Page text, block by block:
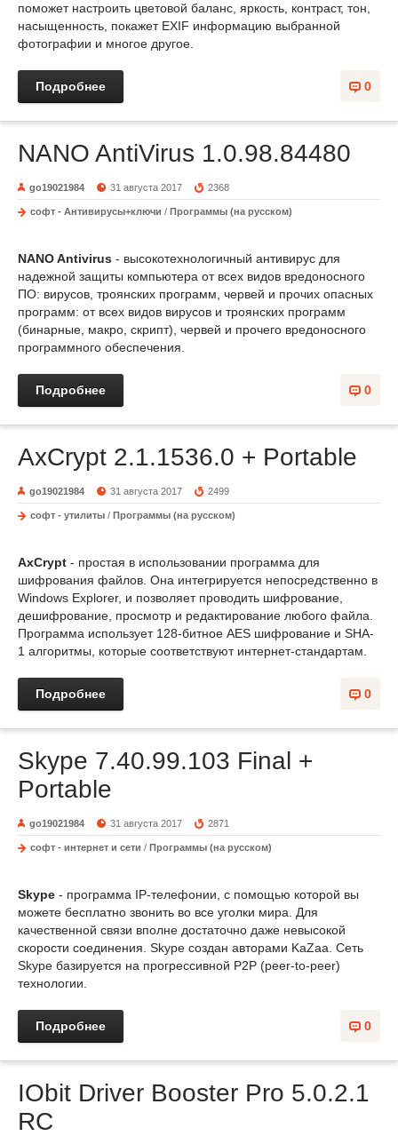
поможет настроить цветовой баланс, яркость, контраст, тон,
насыщенность, покажет EXIF информацию выбранной
фотографии и многое другое.
0
Подробнее
NANO AntiVirus 1.0.98.84480
go19021984 31 августа 2017 2368
софт - Антивирусы+ключи / Программы (на русском)
NANO Antivirus - высокотехнологичный антивирус для
надежной защиты компьютера от всех видов вредоносного
ПО: вирусов, троянских программ, червей и прочих опасных
программ: от всех видов вирусов и троянских программ
(бинарные, макро, скрипт), червей и прочего вредоносного
программного обеспечения.
0
Подробнее
AxCrypt 2.1.1536.0 + Portable
go19021984 31 августа 2017 2499
софт - утилиты / Программы (на русском)
AxCrypt - простая в использовании программа для
шифрования файлов. Она интегрируется непосредственно в
Windows Explorer, и позволяет проводить шифрование,
дешифрование, просмотр и редактирование любого файла.
Программа использует 128-битное AES шифрование и SHA-
1 алгоритмы, которые соответствуют интернет-стандартам.
0
Подробнее
Skype 7.40.99.103 Final +
Portable
go19021984 31 августа 2017 2871
софт - интернет и сети / Программы (на русском)
Skype - программа IP-телефонии, с помощью которой вы
можете бесплатно звонить во все уголки мира. Для
качественной связи вполне достаточно даже невысокой
скорости соединения. Skype создан авторами KaZaa. Сеть
Skype базируется на прогрессивной P2P (peer-to-peer)
технологии.
0
Подробнее
IObit Driver Booster Pro 5.0.2.1
RC